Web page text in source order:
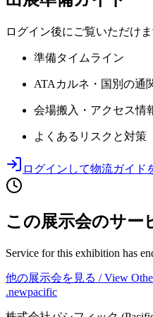
ログイン後にご覧いただけま
準備タイムライン
ATAカルネ・国別の通
会場搬入・アクセス情
よくあるリスクと対策
ログインして物流ガイド
この展示会のサー
Service for this exhibition has
他の展示会を見る / View
.newpacific